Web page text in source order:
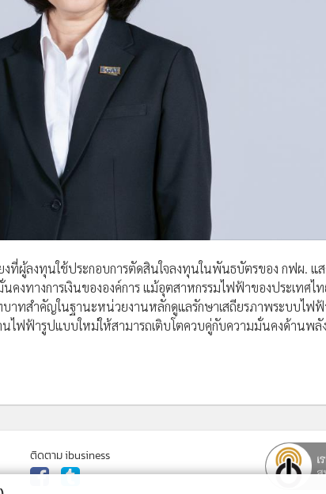
งที่ผู้ลงทุนใช้ประกอบการตัดสินใจลงทุนในพันธบัตรของ กฟผ. แส
คงทางการเงินขององค์การ แม้อุตสาหกรรมไฟฟ้าของประเทศไ
าทสำคัญในฐานะหน่วยงานหลักดูแลรักษาเสถียรภาพระบบไฟฟ้
ไฟฟ้ารูปแบบใหม่ให้สามารถเติบโตควบคู่กับความมั่นคงด้านพลั
ติดตาม ibusiness